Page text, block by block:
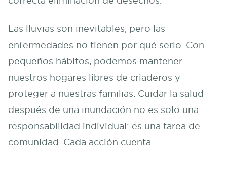
Las lluvias son inevitables, pero las
enfermedades no tienen por qué serlo. Con
pequeños hábitos, podemos mantener
nuestros hogares libres de criaderos y
proteger a nuestras familias. Cuidar la salud
después de una inundación no es solo una
responsabilidad individual: es una tarea de
comunidad. Cada acción cuenta.